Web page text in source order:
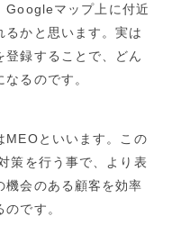
Googleマップ上に付近
かと思います。実は
登録することで、どん
るのです。
MEOといいます。この
策を行う事で、より表
機会のある顧客を効率
です。